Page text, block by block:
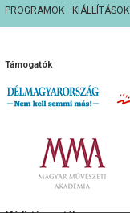
PROGRAMOK KIÁLLÍTÁSOK
Támogatók